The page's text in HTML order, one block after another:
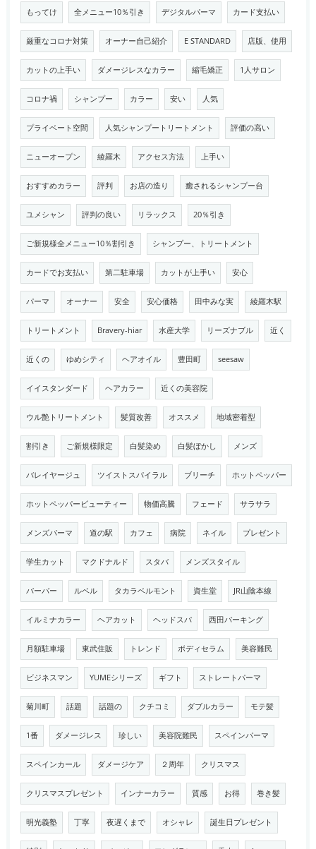
もってけ 全メニュー10％引き デジタルパーマ カード支払い
厳重なコロナ対策 オーナー自己紹介 E STANDARD 店版、使用
カットの上手い ダメージレスなカラー 縮毛矯正 1人サロン
コロナ禍 シャンプー カラー 安い 人気
プライベート空間 人気シャンプートリートメント 評価の高い
ニューオープン 綾羅木 アクセス方法 上手い
おすすめカラー 評判 お店の造り 癒されるシャンプー台
ユメシャン 評判の良い リラックス 20％引き
ご新規様全メニュー10％割引き シャンプー、トリートメント
カードでお支払い 第二駐車場 カットが上手い 安心
パーマ オーナー 安全 安心価格 田中みな実 綾羅木駅
トリートメント Bravery-hiar 水産大学 リーズナブル 近く
近くの ゆめシティ ヘアオイル 豊田町 seesaw
イイスタンダード ヘアカラー 近くの美容院
ウル艶トリートメント 髪質改善 オススメ 地域密着型
割引き ご新規様限定 白髪染め 白髪ぼかし メンズ
バレイヤージュ ツイストスパイラル ブリーチ ホットペッパー
ホットペッパービューティー 物価高騰 フェード サラサラ
メンズパーマ 道の駅 カフェ 病院 ネイル プレゼント
学生カット マクドナルド スタバ メンズスタイル
バーバー ルベル タカラベルモント 資生堂 JR山陰本線
イルミナカラー ヘアカット ヘッドスパ 西田パーキング
月額駐車場 東武住販 トレンド ボディセラム 美容難民
ビジネスマン YUMEシリーズ ギフト ストレートパーマ
菊川町 話題 話題の クチコミ ダブルカラー モテ髪
1番 ダメージレス 珍しい 美容院難民 スペインパーマ
スペインカール ダメージケア ２周年 クリスマス
クリスマスプレゼント インナーカラー 質感 お得 巻き髪
明光義塾 丁寧 夜遅くまで オシャレ 誕生日プレゼント